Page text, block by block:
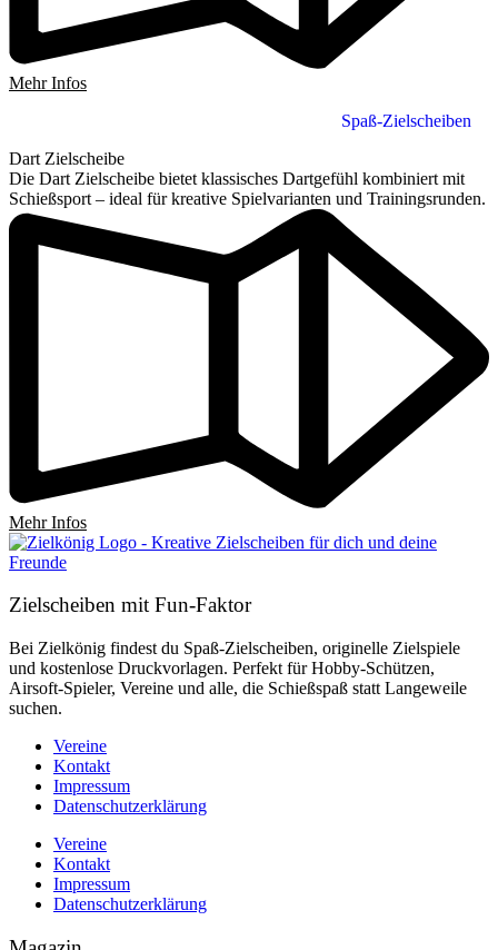
Mehr Infos
Spaß-Zielscheiben
Dart Zielscheibe
Die Dart Zielscheibe bietet klassisches Dartgefühl kombiniert mit
Schießsport – ideal für kreative Spielvarianten und Trainingsrunden.
Mehr Infos
Zielscheiben mit Fun-Faktor
Bei Zielkönig findest du Spaß-Zielscheiben, originelle Zielspiele
und kostenlose Druckvorlagen. Perfekt für Hobby-Schützen,
Airsoft-Spieler, Vereine und alle, die Schießspaß statt Langeweile
suchen.
Vereine
Kontakt
Impressum
Datenschutzerklärung
Vereine
Kontakt
Impressum
Datenschutzerklärung